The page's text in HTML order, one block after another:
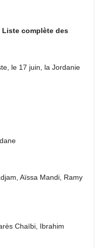
Liste complète des
le 17 juin, la Jordanie
Aïssa Mandi, Ramy
Chaïbi, Ibrahim